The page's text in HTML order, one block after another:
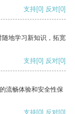
支持[0] 反对[0]
地学习新知识，拓宽
支持[0] 反对[0]
流畅体验和安全性保
支持[0] 反对[0]